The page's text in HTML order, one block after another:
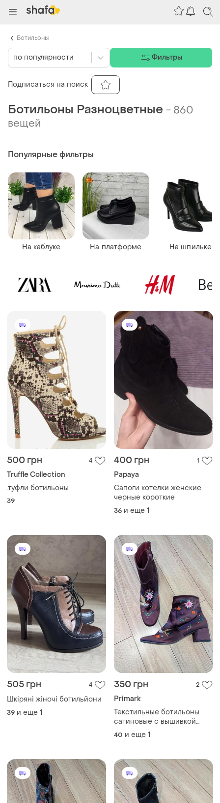
Ботильоны Разноцветные - 860
вещей
500 грн 4
Truffle Collection
.туфли ботильоны
39
400 грн 1
Papaya
Сапоги котелки женские
черные короткие
36 и еще 1
505 грн 4
Шкіряні жіночі ботильйони
39 и еще 1
350 грн 2
Primark
Текстильные ботильоны
сатиновые с вышивкой
primark
40 и еще 1
Популярные фильтры
На каблуке На платформе На шпильке
по популярности Фильтры
Подписаться на поиск
Ботильоны